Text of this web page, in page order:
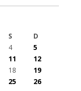
S
D
4
5
11
12
18
19
25
26